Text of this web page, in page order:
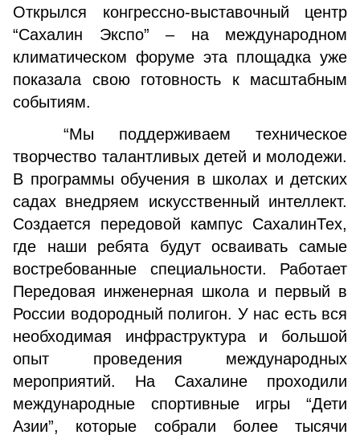
Открылся конгрессно-выставочный центр
“Сахалин Экспо” – на международном
климатическом форуме эта площадка уже
показала свою готовность к масштабным
событиям.
“Мы поддерживаем техническое
творчество талантливых детей и молодежи.
В программы обучения в школах и детских
садах внедряем искусственный интеллект.
Создается передовой кампус СахалинТех,
где наши ребята будут осваивать самые
востребованные специальности. Работает
Передовая инженерная школа и первый в
России водородный полигон. У нас есть вся
необходимая инфраструктура и большой
опыт проведения международных
мероприятий. На Сахалине проходили
международные спортивные игры “Дети
Азии”, которые собрали более тысячи